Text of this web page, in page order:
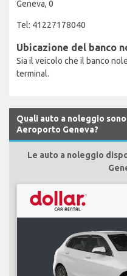
Geneva, 0
Tel: 41227178040
Ubicazione del banco
Sia il veicolo che il banco
terminal.
Quali auto a noleggio
Aeroporto Geneva?
Le auto a noleggio